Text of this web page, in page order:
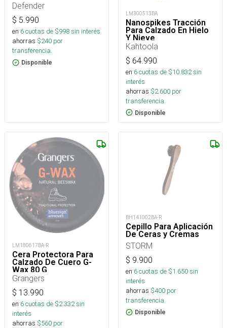
Defender
$ 5.990
en 6cuotas de $998sin interés
ahorras $240 por
transferencia.
Disponible
LM300513BA
Nanospikes Tracción
Para Calzado En Hielo
Y Nieve
Kahtoola
$ 64.990
en 6cuotas de $10.832sin
interés
ahorras $2.600 por
transferencia.
Disponible
LM180617BA-R
Cera Protectora Para
Calzado De Cuero G-
Wax 80 G
Grangers
$ 13.990
en 6cuotas de $2.332sin
interés
ahorras $560 por
BH141002BA-R
Cepillo Para Aplicación
De Ceras y Cremas
STORM
$ 9.900
en 6cuotas de $1.650sin
interés
ahorras $400 por
transferencia.
Disponible